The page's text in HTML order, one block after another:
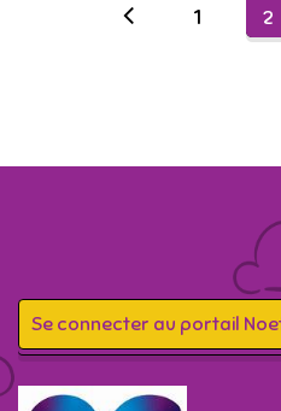
1 2
Se connecter au portail